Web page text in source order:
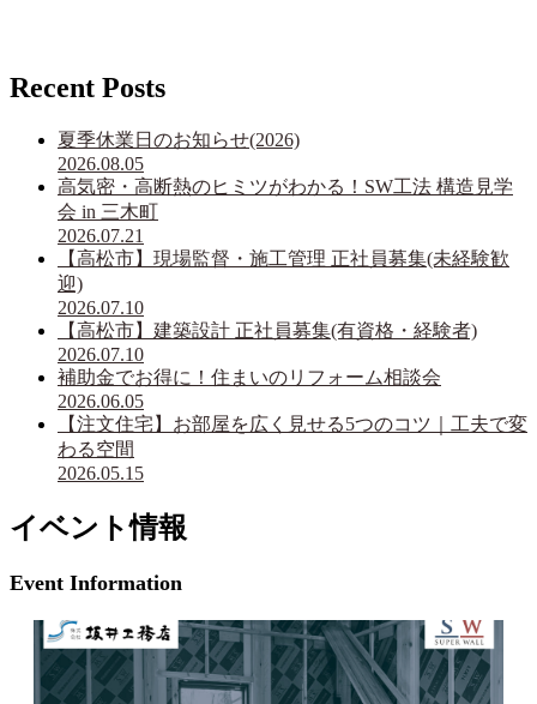
Recent Posts
夏季休業日のお知らせ(2026)
2026.08.05
高気密・高断熱のヒミツがわかる！SW工法 構造見学
会 in 三木町
2026.07.21
【高松市】現場監督・施工管理 正社員募集(未経験歓
迎)
2026.07.10
【高松市】建築設計 正社員募集(有資格・経験者)
2026.07.10
補助金でお得に！住まいのリフォーム相談会
2026.06.05
【注文住宅】お部屋を広く見せる5つのコツ｜工夫で変
わる空間
2026.05.15
イベント情報
Event Information